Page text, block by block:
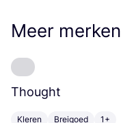
Meer merken
Thought
Kleren Breigoed 1+